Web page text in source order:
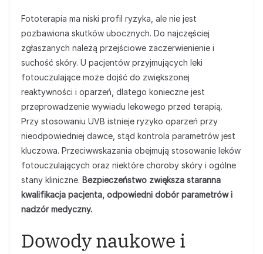
Fototerapia ma niski profil ryzyka, ale nie jest
pozbawiona skutków ubocznych. Do najczęściej
zgłaszanych należą przejściowe zaczerwienienie i
suchość skóry. U pacjentów przyjmujących leki
fotouczulające może dojść do zwiększonej
reaktywności i oparzeń, dlatego konieczne jest
przeprowadzenie wywiadu lekowego przed terapią.
Przy stosowaniu UVB istnieje ryzyko oparzeń przy
nieodpowiedniej dawce, stąd kontrola parametrów jest
kluczowa. Przeciwwskazania obejmują stosowanie leków
fotouczulających oraz niektóre choroby skóry i ogólne
stany kliniczne. Bezpieczeństwo zwiększa staranna
kwalifikacja pacjenta, odpowiedni dobór parametrów i
nadzór medyczny.
Dowody naukowe i